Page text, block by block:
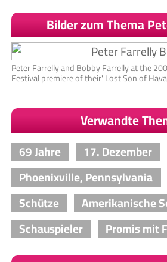
Bilder zum Thema
Peter Farrelly and Bobby Farrelly at the
Festival premiere of their' Lost Son of
Verwandte
69 Jahre 17. Dezember
Phoenixville, Pennsylvania
Schütze
Amerikanische
Schauspieler
Promis mit F